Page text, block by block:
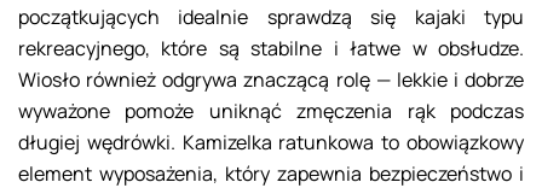
początkujących idealnie sprawdzą się kajaki typu
rekreacyjnego, które są stabilne i łatwe w obsłudze.
Wiosło również odgrywa znaczącą rolę — lekkie i dobrze
wyważone pomoże uniknąć zmęczenia rąk podczas
długiej wędrówki. Kamizelka ratunkowa to obowiązkowy
element wyposażenia, który zapewnia bezpieczeństwo i